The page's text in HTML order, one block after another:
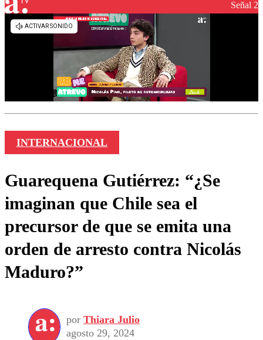
Señal 2
INTERNACIONAL
Guarequena Gutiérrez: “¿Se
imaginan que Chile sea el
precursor de que se emita una
orden de arresto contra Nicolás
Maduro?”
por Thiara Julio
agosto 29, 2024